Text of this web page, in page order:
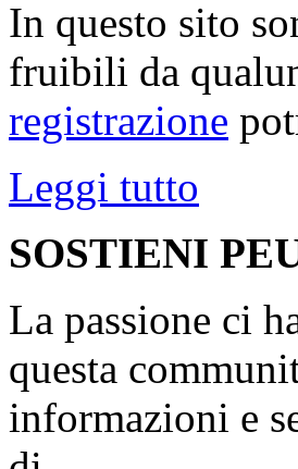
In questo sito
fruibili da
registrazione
Leggi tutto
SOSTIENI
La passione ci
questa
informazioni e